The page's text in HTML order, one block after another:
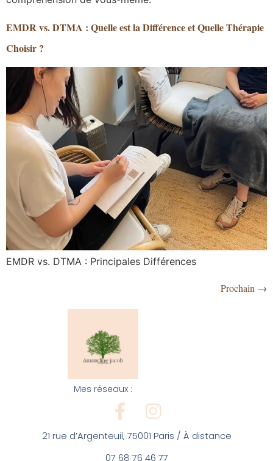
EMDR vs. DTMA : Quelle est la Différence et Quelle Thérapie
Choisir ?
EMDR vs. DTMA : Principales Différences
Prochain →
Mes réseaux :
21 rue d’Argenteuil, 75001 Paris / À distance
07 68 76 46 77